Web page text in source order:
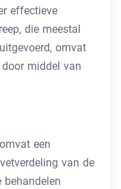
effectieve
die meestal
omvat
middel van
een
van de
behandelen